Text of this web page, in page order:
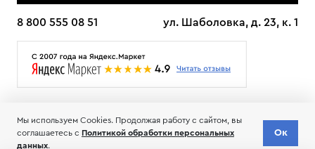
8 800 555 08 51 ул. Шаболовка, д. 23, к. 1
© 2006-2026 Пределанет
Мы используем Cookies. Продолжая работу с сайтом, вы
соглашаетесь с Политикой обработки персональных
данных.
Ок